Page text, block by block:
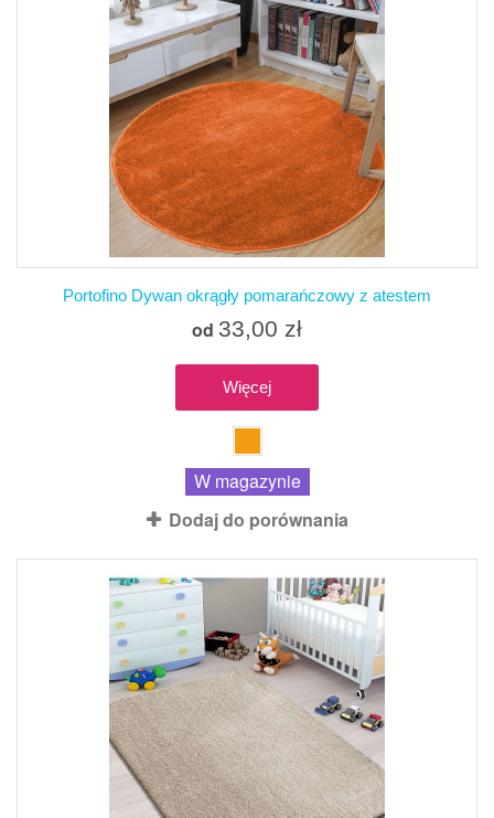
Portofino Dywan okrągły pomarańczowy z atestem
od 33,00 zł
Więcej
W magazynie
Dodaj do porównania